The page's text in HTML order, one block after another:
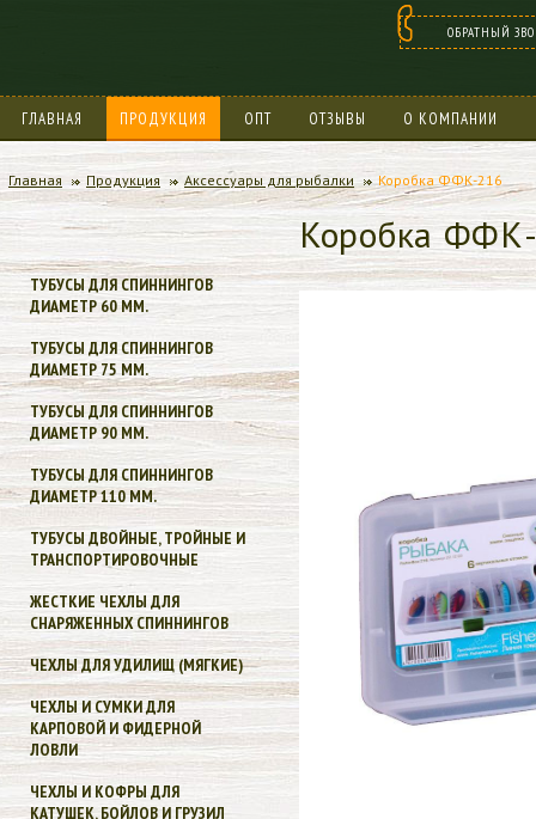
ОБРАТНЫЙ
ГЛАВНАЯ ПРОДУКЦИЯ ОПТ ОТЗЫВЫ О КОМПАНИИ
БОНУСНАЯ ПРОГРАММА
Главная Продукция Аксессуары для рыбалки Коробка ФФК-216
ТУБУСЫ ДЛЯ СПИННИНГОВ
ДИАМЕТР 60 ММ.
ТУБУСЫ ДЛЯ СПИННИНГОВ
ДИАМЕТР 75 ММ.
ТУБУСЫ ДЛЯ СПИННИНГОВ
ДИАМЕТР 90 ММ.
ТУБУСЫ ДЛЯ СПИННИНГОВ
ДИАМЕТР 110 ММ.
ТУБУСЫ ДВОЙНЫЕ, ТРОЙНЫЕ И
ТРАНСПОРТИРОВОЧНЫЕ
ЖЕСТКИЕ ЧЕХЛЫ ДЛЯ
СНАРЯЖЕННЫХ СПИННИНГОВ
ЧЕХЛЫ ДЛЯ УДИЛИЩ (МЯГКИЕ)
ЧЕХЛЫ И СУМКИ ДЛЯ
КАРПОВОЙ И ФИДЕРНОЙ
ЛОВЛИ
ЧЕХЛЫ И КОФРЫ ДЛЯ
КАТУШЕК, БОЙЛОВ И ГРУЗИЛ
Коробка